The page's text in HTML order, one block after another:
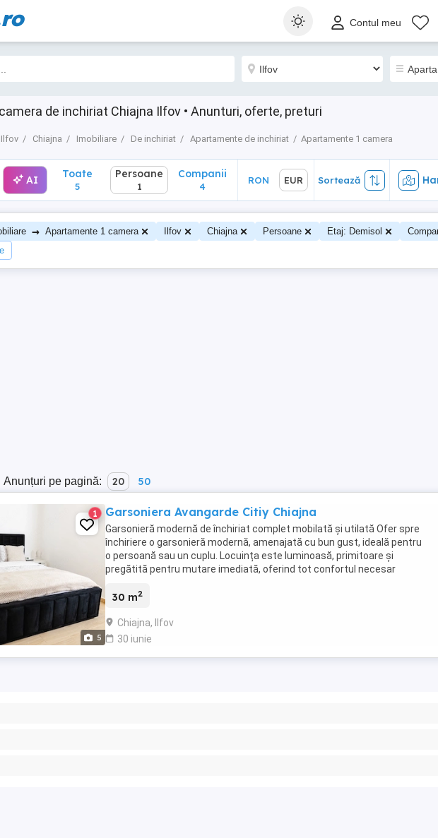
Contul meu
de inchiriat Chiajna Ilfov • Anunturi, oferte, preturi
Ilfov Chiajna Imobiliare De inchiriat Apartamente de inchiriat Apartamente 1 camera
AI EUR Sortează
AI Toate
5
Persoane
1
Companii
4
RON EUR Sortează
→ Apartamente 1 camera Ilfov Chiajna Persoane Etaj: Demisol
Anunțuri pe pagină: 20 50
5
1 Garsoniera Avangarde Citiy Chiajna
Garsonieră modernă de închiriat complet mobilată și utilată Ofer spre
închiriere o garsonieră modernă, amenajată cu bun gust, ideală pentru
o persoană sau un cuplu. Locuința este luminoasă, primitoare și
pregătită pentru mutare imediată, oferind tot confortul necesar
30 m2
Chiajna, Ilfov
30 iunie